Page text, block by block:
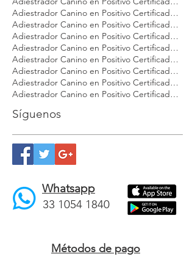
Adiestrador Canino en Positivo Certificado Modest Dog México
Adiestrador Canino en Positivo Certificado Modest Dog Nuevo Vallarta
Adiestrador Canino en Positivo Certificado Modest Dog Panamá
Adiestrador Canino en Positivo Certificado Modest Dog Playa del Carmen
Adiestrador Canino en Positivo Certificado Modest Dog Puebla
Adiestrador Canino en Positivo Certificado Modest Dog Puerto Vallarta
Adiestrador Canino en Positivo Certificado Modest Dog Punta Mita
Adiestrador Canino en Positivo Certificado Modest Dog Querétaro
Síguenos
Whatsapp